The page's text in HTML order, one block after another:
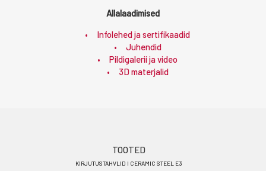
Allalaadimised
Infolehed ja sertifikaadid
Juhendid
Pildigalerii ja video
3D materjalid
TOOTED
KIRJUTUSTAHVLID I CERAMIC STEEL E3